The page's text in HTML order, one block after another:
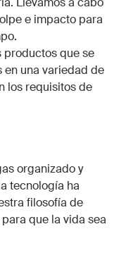
e impacto para
productos que se
una variedad de
los requisitos de
organizado y
tecnología ha
filosofía de
que la vida sea